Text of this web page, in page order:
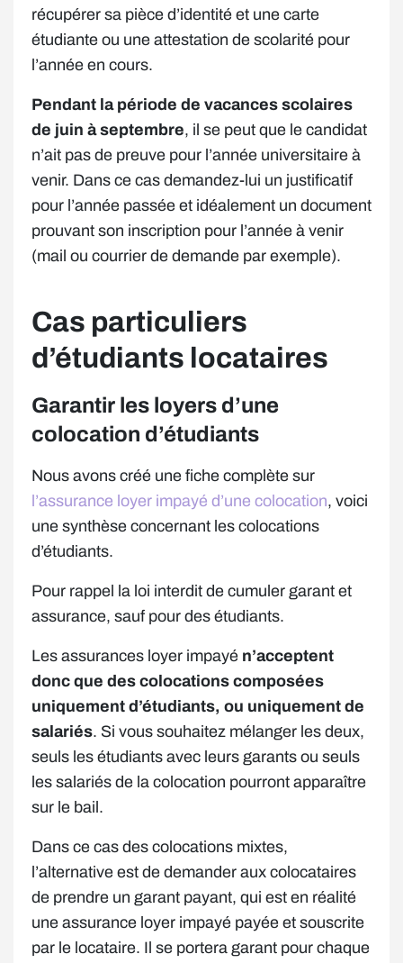
récupérer sa pièce d’identité et une carte
étudiante ou une attestation de scolarité pour
l’année en cours.
Pendant la période de vacances scolaires
de juin à septembre, il se peut que le candidat
n’ait pas de preuve pour l’année universitaire à
venir. Dans ce cas demandez-lui un justificatif
pour l’année passée et idéalement un document
prouvant son inscription pour l’année à venir
(mail ou courrier de demande par exemple).
Cas particuliers
d’étudiants locataires
Garantir les loyers d’une
colocation d’étudiants
Nous avons créé une fiche complète sur
l’assurance loyer impayé d’une colocation, voici
une synthèse concernant les colocations
d’étudiants.
Pour rappel la loi interdit de cumuler garant et
assurance, sauf pour des étudiants.
Les assurances loyer impayé n’acceptent
donc que des colocations composées
uniquement d’étudiants, ou uniquement de
salariés. Si vous souhaitez mélanger les deux,
seuls les étudiants avec leurs garants ou seuls
les salariés de la colocation pourront apparaître
sur le bail.
Dans ce cas des colocations mixtes,
l’alternative est de demander aux colocataires
de prendre un garant payant, qui est en réalité
une assurance loyer impayé payée et souscrite
par le locataire. Il se portera garant pour chaque